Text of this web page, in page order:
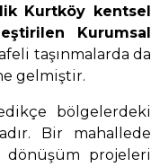
Kurtköy kentsel
Kurumsal
taşınmalarda da
gelmiştir.
bölgelerdeki
Bir mahallede
dönüşüm projeleri